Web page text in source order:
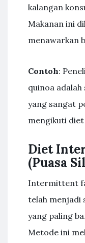
kalangan
Makanan ini
menawarkan
Contoh:
quinoa
yang sangat
mengikuti
Diet
(Puasa
Intermittent
telah menjadi
yang paling
Metode ini